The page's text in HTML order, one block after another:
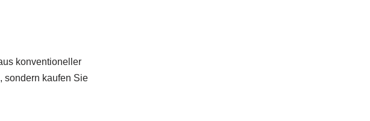
konventioneller
sondern kaufen Sie